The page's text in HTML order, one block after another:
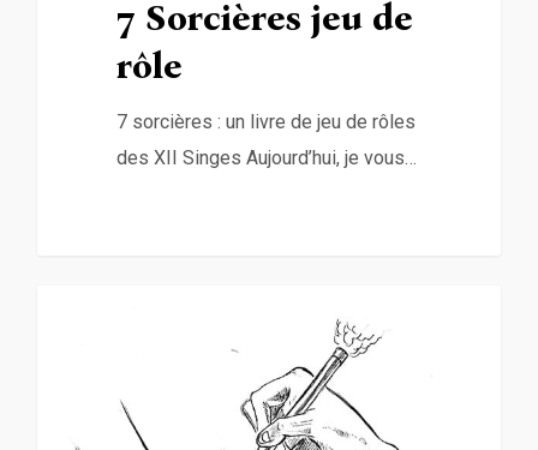
7 Sorcières jeu de
rôle
7 sorcières : un livre de jeu de rôles
des XII Singes Aujourd’hui, je vous…